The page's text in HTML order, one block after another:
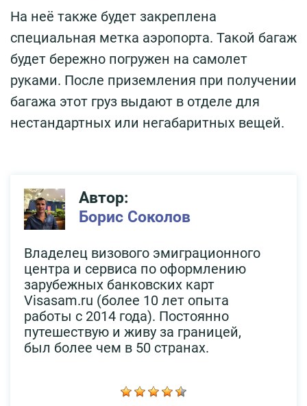
На неё также будет закреплена
специальная метка аэропорта. Такой багаж
будет бережно погружен на самолет
руками. После приземления при получении
багажа этот груз выдают в отделе для
нестандартных или негабаритных вещей.
Автор:
Борис Соколов
Владелец визового эмиграционного
центра и сервиса по оформлению
зарубежных банковских карт
Visasam.ru (более 10 лет опыта
работы с 2014 года). Постоянно
путешествую и живу за границей,
был более чем в 50 странах.